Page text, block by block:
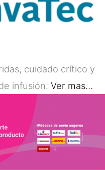
cuidado crítico y
infusión. Ver mas…